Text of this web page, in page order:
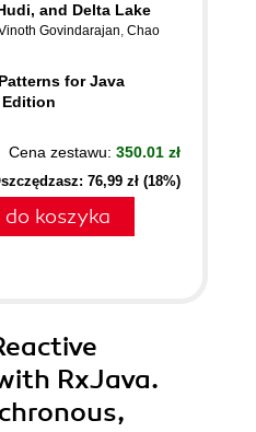
and Delta Lake
Govindarajan, Chao
for Java
Edition
Cena zestawu: 350.01 zł
76,99 zł (18%)
do koszyka
RxJava.